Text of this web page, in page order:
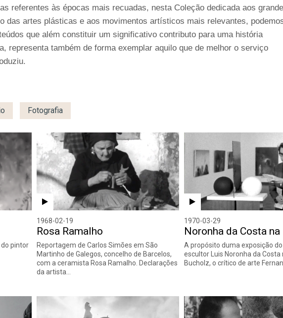
referentes às épocas mais recuadas, nesta Coleção dedicada aos
das artes plásticas e aos movimentos artísticos mais relevantes,
que além constituir um significativo contributo para uma história
representa também de forma exemplar aquilo que de melhor o serviço
Fotografia
do pintor
1968-02-19
Rosa Ramalho
Reportagem de Carlos Simões em São
Martinho de Galegos, concelho de Barcelos,
com a ceramista Rosa Ramalho. Declarações
da artista…
1970-03-29
Noronha da Costa
A propósito duma exposição
escultor Luis Noronha da Costa
Bucholz, o crítico de arte